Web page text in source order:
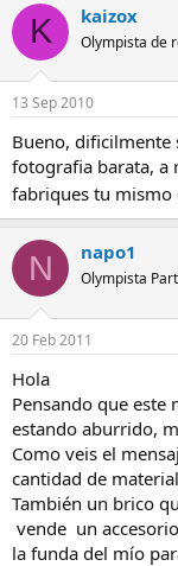
K kaizox
Olympista de
13 Sep 2010
Bueno, dificilmente
fotografia barata, a
fabriques tu mismo
N napo1
Olympista
20 Feb 2011
Hola
Pensando que
estando aburrido,
Como veis el
cantidad de
También un brico
vende un
la funda del mío